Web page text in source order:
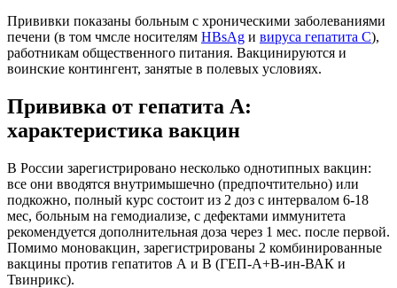
Прививки показаны больным с хроническими заболеваниями
печени (в том чмсле носителям HBsAg и вируса гепатита С),
работникам общественного питания. Вакцинируются и
воинские контингент, занятые в полевых условиях.
Прививка от гепатита А:
характеристика вакцин
В России зарегистрировано несколько однотипных вакцин:
все они вводятся внутримышечно (предпочтительно) или
подкожно, полный курс состоит из 2 доз с интервалом 6-18
мес, больным на гемодиализе, с дефектами иммунитета
рекомендуется дополнительная доза через 1 мес. после первой.
Помимо моновакцин, зарегистрированы 2 комбинированные
вакцины против гепатитов А и В (ГЕП-А+В-ин-ВАК и
Твинрикс).